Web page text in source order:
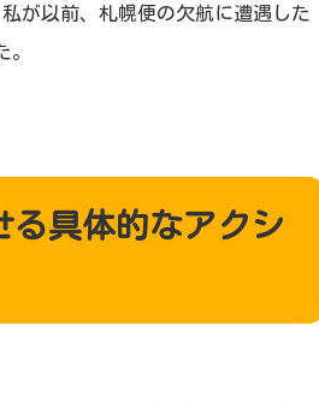
が以前、札幌便の欠航に遭遇した
る具体的なアクシ